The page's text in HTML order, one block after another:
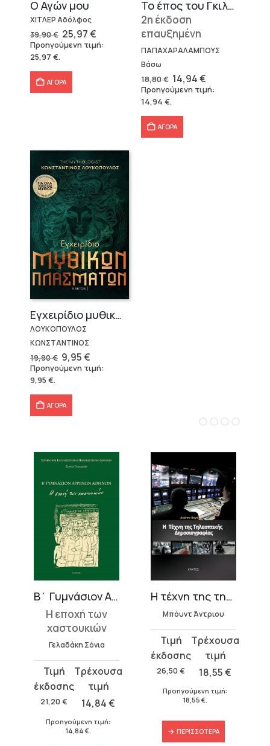
Ο Αγών μου
ΧΙΤΛΕΡ Αδόλφος
39,90€ Original
price
was:
25,97€Η
τρέχουσα
τιμή
Προηγούμενη τιμή:
25,97 €.
ΑΓΟΡΑ
Το έπος του Γκιλγκαμές
2η έκδοση
επαυξημένη
ΠΑΠΑΧΑΡΑΛΑΜΠΟΥΣ
Βάσω
18,80€ Original
price
was:
18,80 €.
14,94€Η
τρέχουσα
τιμή
Προηγούμενη τιμή:
14,94 €.
ΑΓΟΡΑ
Εγχειρίδιο μυθικών πλασμάτων
ΛΟΥΚΟΠΟΥΛΟΣ
ΚΩΝΣΤΑΝΤΙΝΟΣ
19,90€ Original
price
was:
9,95€Η
τρέχουσα
τιμή
Προηγούμενη τιμή:
9,95 €.
ΑΓΟΡΑ
Β΄ Γυμνάσιον Αρρένων Αθηνών
Η εποχή των
χαστουκιών
Γελαδάκη Σόνια
21,20 €
Original
price
was:
21,20 €.
14,84€
τρέχουσα
τιμή
είναι:
14,84 €.
Προηγούμενη τιμή:
14,84 €.
Η τέχνη της τηλεοπτικής δημοσιογραφίας
Μπόυντ Άντριου
26,50 €
Original
price
was:
26,50 €.
18,55€
τρέχουσα
τιμή
είναι:
18,55 €.
Προηγούμενη τιμή:
18,55 €.
ΠΕΡΙΣΣΌΤΕΡΑ